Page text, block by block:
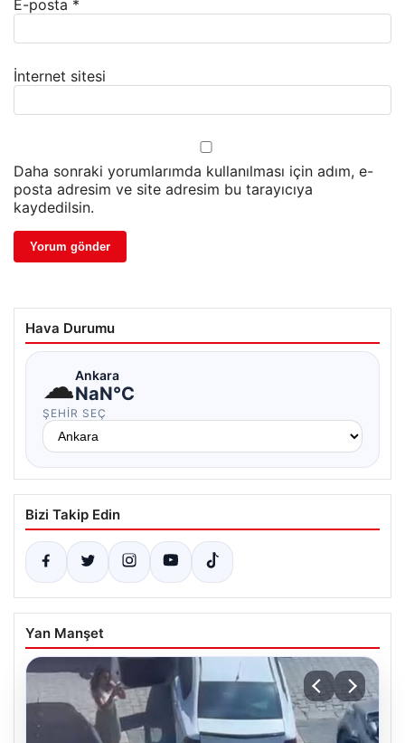
E-posta *
İnternet sitesi
Daha sonraki yorumlarımda kullanılması için adım, e-
posta adresim ve site adresim bu tarayıcıya
kaydedilsin.
Hava Durumu
☁Ankara
NaN°C
ŞEHIR SEÇ
Bizi Takip Edin
Yan Manşet